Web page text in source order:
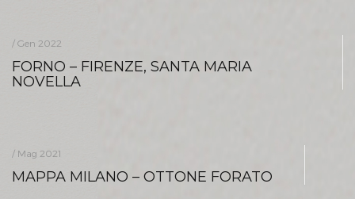
/ Gen 2022
FORNO – FIRENZE, SANTA MARIA
NOVELLA
/ Mag 2021
MAPPA MILANO – OTTONE FORATO